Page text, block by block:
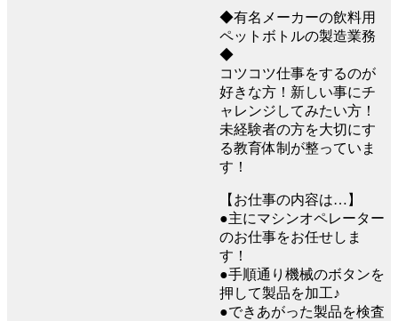
◆有名メーカーの飲料用
ペットボトルの製造業務
◆
コツコツ仕事をするのが
好きな方！新しい事にチ
ャレンジしてみたい方！
未経験者の方を大切にす
る教育体制が整っていま
す！
【お仕事の内容は…】
●主にマシンオペレーター
のお仕事をお任せしま
す！
●手順通り機械のボタンを
押して製品を加工♪
●できあがった製品を検査